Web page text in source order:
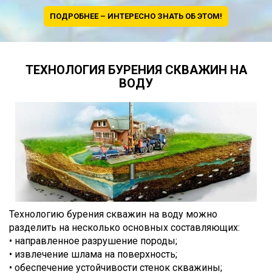
ПОДРОБНЕЕ – ИНТЕРЕСНО ЗНАТЬ ОБ ЭТОМ!
ТЕХНОЛОГИЯ БУРЕНИЯ СКВАЖИН НА
ВОДУ
Технологию бурения скважин на воду можно
разделить на несколько основных составляющих:
• направленное разрушение породы;
• извлечение шлама на поверхность;
• обеспечение устойчивости стенок скважины;